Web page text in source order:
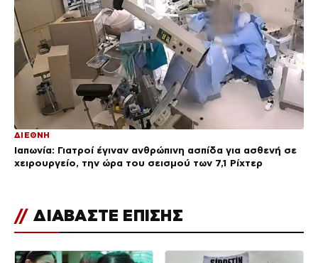
ΔΙΕΘΝΗ
Ιαπωνία: Γιατροί έγιναν ανθρώπινη ασπίδα για ασθενή σε
χειρουργείο, την ώρα του σεισμού των 7,1 Ρίχτερ
// ΔΙΑΒΑΣΤΕ ΕΠΙΣΗΣ